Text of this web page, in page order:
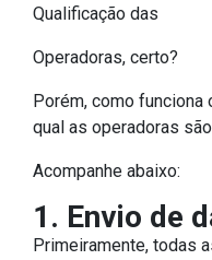
Qualificação das
Operadoras, certo?
Porém, como
qual as operadoras
Acompanhe abaixo:
1. Envio de
Primeiramente, todas